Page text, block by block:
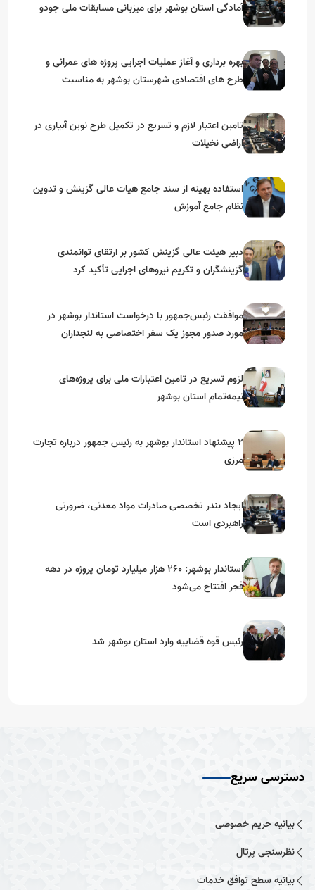
آمادگی استان بوشهر برای میزبانی مسابقات ملی جودو
بهره برداری و آغاز عملیات اجرایی پروژه های عمرانی و
طرح های اقتصادی شهرستان بوشهر به مناسبت
تامین اعتبار لازم و تسریع در تکمیل طرح نوین آبیاری در
اراضی نخیلات
استفاده بهینه از سند جامع هیات عالی گزینش و‌ تدوین
نظام جامع آموزش
دبیر هیئت عالی گزینش کشور بر ارتقای توانمندی
گزینشگران و تکریم نیروهای اجرایی تأکید کرد
موافقت رئیس‌جمهور با درخواست استاندار بوشهر در
مورد صدور مجوز یک سفر اختصاصی به لنجداران
لزوم تسریع در تامین اعتبارات ملی برای پروژه‌های
نیمه‌تمام استان بوشهر
۲ پیشنهاد استاندار بوشهر به رئیس جمهور درباره تجارت
مرزی
ایجاد بندر تخصصی صادرات مواد معدنی، ضرورتی
راهبردی است
استاندار بوشهر: ۲۶۰ هزار میلیارد تومان پروژه در دهه
فجر افتتاح می‌شود
رئیس قوه قضاییه وارد استان بوشهر شد
دسترسی سریع
بیانیه حریم خصوصی
نظرسنجی پرتال
بیانیه سطح توافق خدمات